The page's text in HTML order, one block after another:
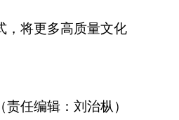
将更多高质量文化
任编辑：刘治枞）